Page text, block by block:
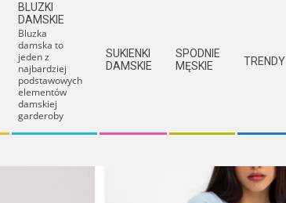
BLUZKI
DAMSKIE
Bluzka
damska to
jeden z
najbardziej
podstawowych
elementów
damskiej
garderoby
SUKIENKI
DAMSKIE
SPODNIE
MĘSKIE
TRENDY